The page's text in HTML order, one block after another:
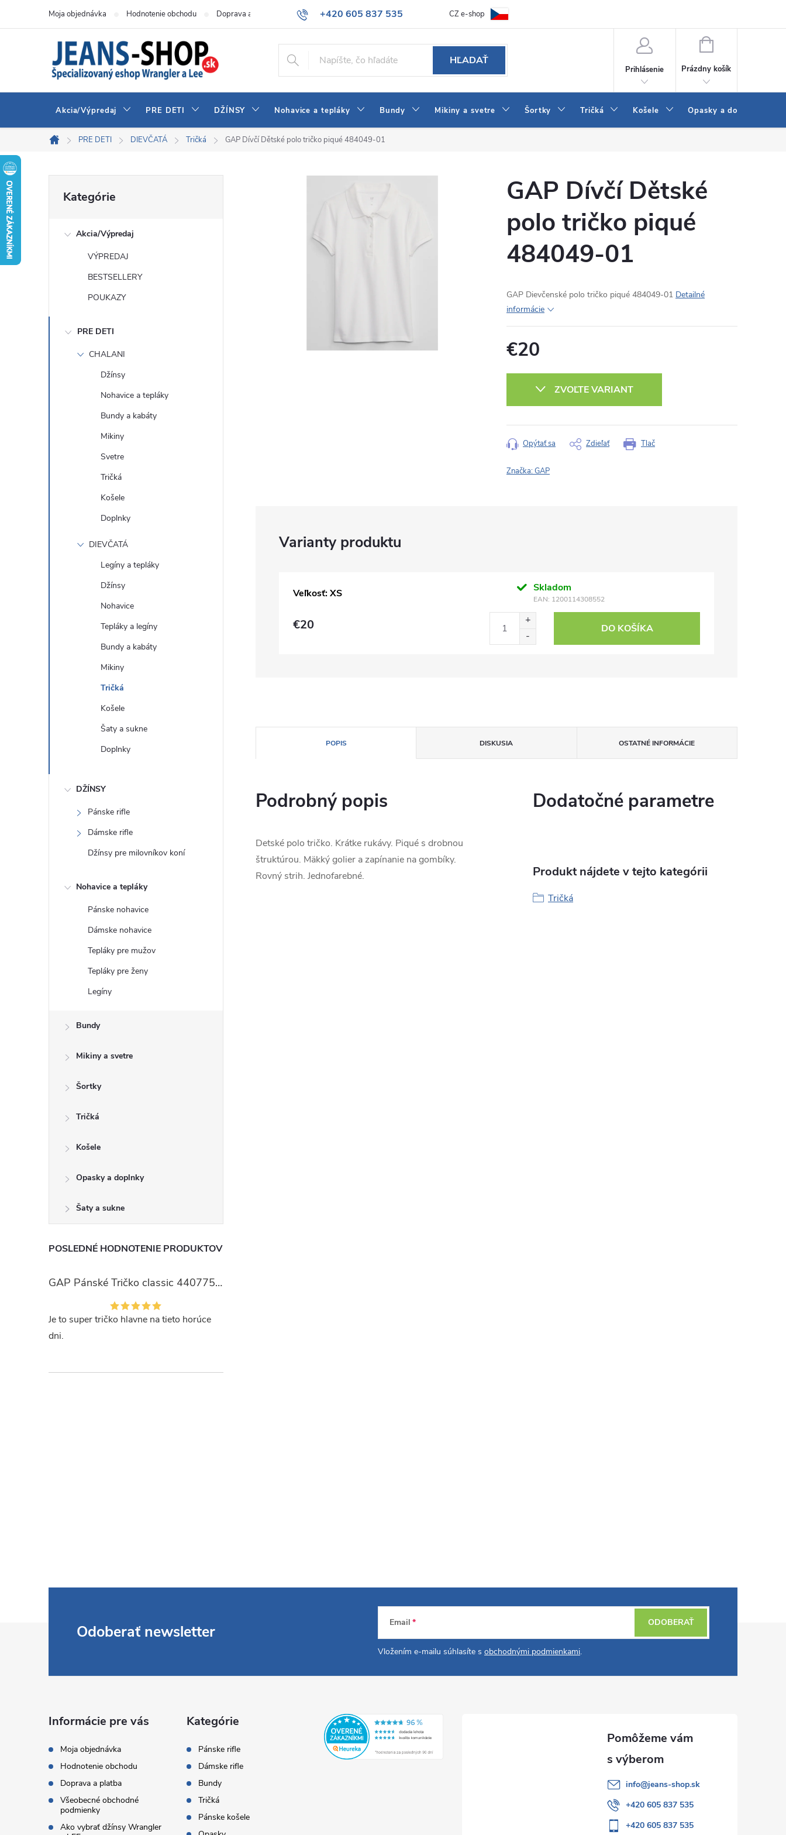
+420 605 837 535
info@jeans-shop.sk
Moja objednávka Hodnotenie obchodu Doprava a platba Všeobecné obchodné podmienky Ako vybrať džínsy Wrangler a LEE
CZ e-shop
HĽADAŤ
Prihlásenie
NÁKUPNÝ
Prázdny košík
Akcia/Výpredaj PRE DETI DŽÍNSY Nohavice a tepláky Bundy Mikiny a svetre Šortky Tričká Košele Opasky a doplnky
Domov
PRE DETI DIEVČATÁ Tričká GAP Dívčí Dětské polo tričko piqué 484049-01
kategórie
Kategórie
Akcia/Výpredaj
VÝPREDAJ
BESTSELLERY
POUKAZY
PRE DETI
CHALANI
Džínsy
Nohavice a tepláky
Bundy a kabáty
Mikiny
Svetre
Tričká
Košele
Doplnky
DIEVČATÁ
Legíny a tepláky
Džínsy
Nohavice
Tepláky a legíny
Bundy a kabáty
Mikiny
Tričká
Košele
Šaty a sukne
Doplnky
DŽÍNSY
Pánske rifle
Dámske rifle
Džínsy pre milovníkov koní
Nohavice a tepláky
Pánske nohavice
Dámske nohavice
Tepláky pre mužov
Tepláky pre ženy
Legíny
Bundy
Mikiny a svetre
Šortky
Tričká
Košele
Opasky a doplnky
Šaty a sukne
POSLEDNÉ HODNOTENIE PRODUKTOV
GAP Pánské Tričko classic 440775-00
Je to super tričko hlavne na tieto horúce
dni.
GAP Dívčí Dětské
polo tričko piqué
484049-01
GAP Dievčenské polo tričko piqué 484049-01 Detailné
informácie
€20
ZVOĽTE VARIANT
Tlač
Opýtať sa Zdieľať
Značka:GAP
Veľkosť: XS Skladom
EAN: 1200114308552
€20 DO KOŠÍKA
POPIS DISKUSIA OSTATNÉ INFORMÁCIE
Podrobný popis
Detské polo tričko. Krátke rukávy. Piqué s drobnou
štruktúrou. Mäkký golier a zapínanie na gombíky.
Rovný strih. Jednofarebné.
Dodatočné parametre
Produkt nájdete v tejto kategórii
Tričká
Odoberať newsletter Email
Vložením e-mailu súhlasíte s obchodnými podmienkami.
ODOBERAŤ
Informácie pre vás
Moja objednávka
Hodnotenie obchodu
Doprava a platba
Všeobecné obchodné
podmienky
Ako vybrať džínsy Wrangler
Kategórie
Pánske rifle
Dámske rifle
Bundy
Tričká
Pánske košele
info@jeans-shop.sk
+420 605 837 535
+420 605 837 535